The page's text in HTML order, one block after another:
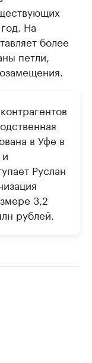
На
более
петли,
в Уфе в
Руслан
3,2
рублей.